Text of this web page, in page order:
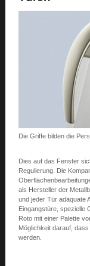
Die Griffe bilden die
Dies auf das Fenster
Regulierung. Die
als Hersteller der
und jeder Tür adäquate
Eingangstüre, spezielle
Roto mit einer Palette
Möglichkeit darauf,
werden.